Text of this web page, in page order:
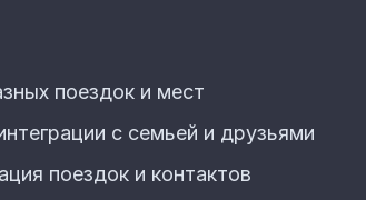
поездок и мест
с семьей и друзьями
поездок и контактов